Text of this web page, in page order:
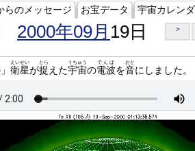
らのメッセージ お宝データ 宇宙カレン
2000年09月 19日 >
衛星
えいせい
が捉
とら
えた宇宙
うちゅう
の電波
でんぱ
を音
おと
にしました。